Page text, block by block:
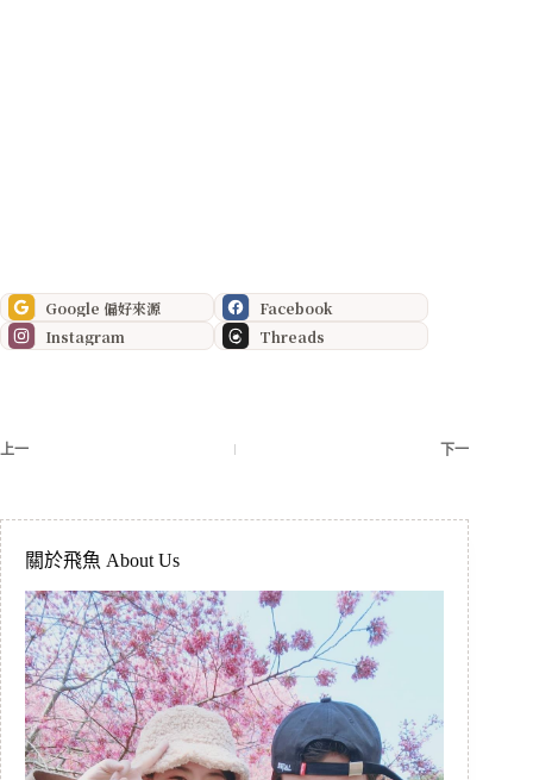
Google 偏好來源
Facebook
Instagram
Threads
上一 下一
關於飛魚 About Us